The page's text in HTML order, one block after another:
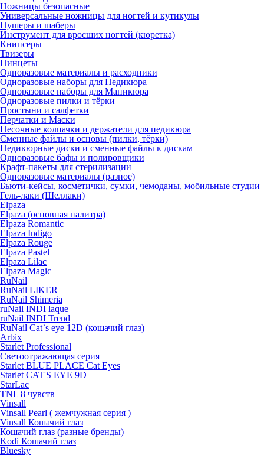
Ножницы безопасные
Универсальные ножницы для ногтей и кутикулы
Пушеры и шаберы
Инструмент для вросших ногтей (кюретка)
Книпсеры
Твизеры
Пинцеты
Одноразовые материалы и расходники
Одноразовые наборы для Педикюра
Одноразовые наборы для Маникюра
Одноразовые пилки и тёрки
Простыни и салфетки
Перчатки и Маски
Песочные колпачки и держатели для педикюра
Cменные файлы и основы (пилки, тёрки)
Педикюрные диски и сменные файлы к дискам
Одноразовые бафы и полировщики
Крафт-пакеты для стерилизации
Одноразовые материалы (разное)
Бьюти-кейсы, косметички, сумки, чемоданы, мобильные студии
Гель-лаки (Шеллаки)
Elpaza
Elpaza (основная палитра)
Elpaza Romantic
Elpaza Indigo
Elpaza Rouge
Elpaza Pastel
Elpaza Lilac
Elpaza Magic
RuNail
RuNail LIKER
RuNail Shimeria
ruNail INDI laque
ruNail INDI Trend
RuNail Cat`s eye 12D (кошачий глаз)
Arbix
Starlet Professional
Светоотражающая серия
Starlet BLUE PLACE Cat Eyes
Starlet CAT'S EYE 9D
StarLac
TNL 8 чувств
Vinsall
Vinsall Pearl ( жемчужная серия )
Vinsall Кошачий глаз
Кошачий глаз (разные бренды)
Kodi Кошачий глаз
Bluesky